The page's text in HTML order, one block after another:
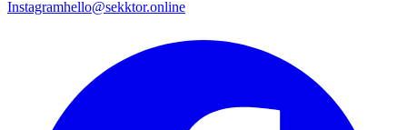
Instagramhello@sekktor.online